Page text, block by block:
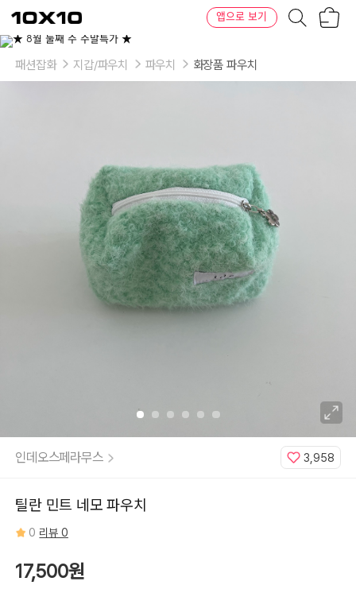
텐
바
텐
앱으로 보기
패션잡화 지갑/파우치 파우치 화장품 파우치
인데오스페라무스 3,958
틸란 민트 네모 파우치
0 리뷰 0
17,500원